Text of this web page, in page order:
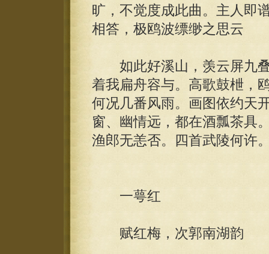
旷，不觉度成此曲。主人即
相答，极鸥波缥缈之思云
如此好溪山，羡云屏九叠
着我扁舟容与。高歌鼓枻，
何况几番风雨。画图依约天
窗、幽情远，都在酒瓢茶具
渔郎无恙否。四首武陵何许
一萼红
赋红梅，次郭南湖韵